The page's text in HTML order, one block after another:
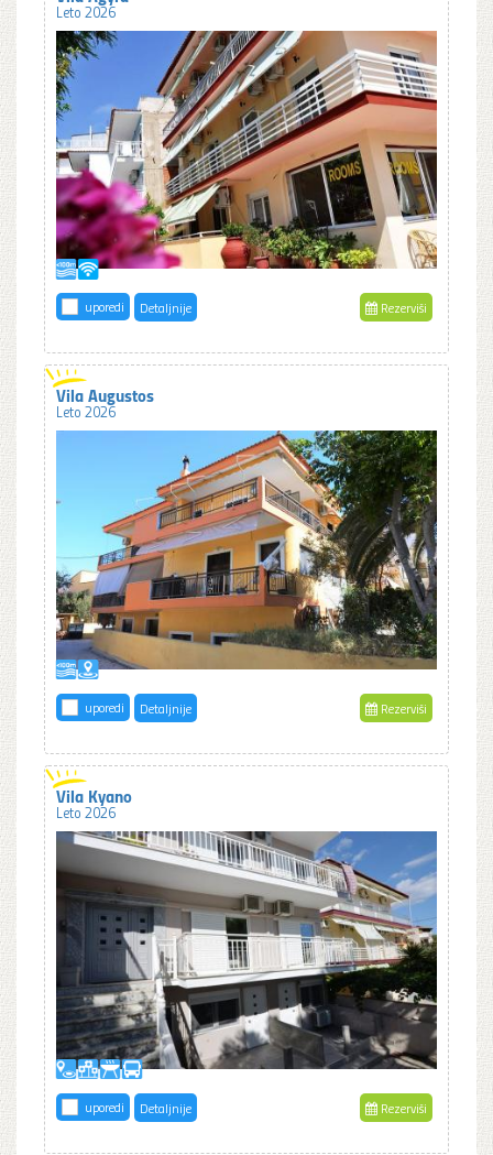
Leto 2026
uporedi Detaljnije Rezerviši
Vila Augustos
Leto 2026
uporedi Detaljnije Rezerviši
Vila Kyano
Leto 2026
uporedi Detaljnije Rezerviši